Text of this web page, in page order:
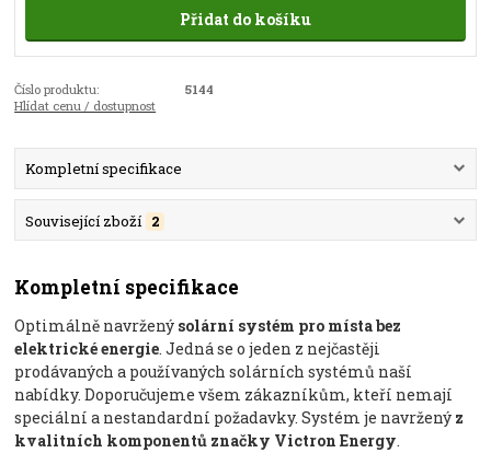
Přidat do košíku
Číslo produktu:
5144
Hlídat cenu / dostupnost
Kompletní specifikace
Související zboží 2
Kompletní specifikace
Optimálně navržený solární systém pro místa bez
elektrické energie. Jedná se o jeden z nejčastěji
prodávaných a používaných solárních systémů naší
nabídky. Doporučujeme všem zákazníkům, kteří nemají
speciální a nestandardní požadavky. Systém je navržený z
kvalitních komponentů značky Victron Energy.